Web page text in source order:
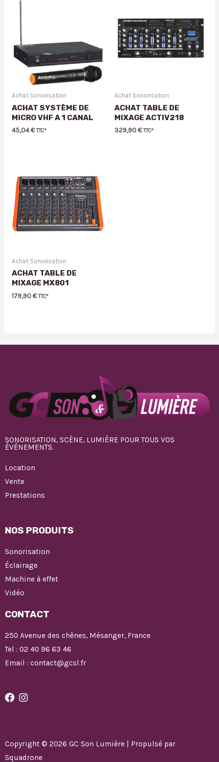
Achat Sonorisation
ACHAT SYSTÈME DE
MICRO VHF A 1 CANAL
45,04€ TTC*
Achat Sonorisation
ACHAT TABLE DE
MIXAGE ACTIV218
329,90€ TTC*
Achat Sonorisation
ACHAT TABLE DE
MIXAGE MX801
179,90€ TTC*
SONORISATION, SCÈNE, LUMIÈRE POUR TOUS VOS
ÉVÉNEMENTS.
Location
Vente
Prestations
NOS PRODUITS
Sonorisation
Éclairage
Machine à effet
Vidéo
CONTACT
250 Avenue des chênes, Mésanger, France
Tel : 02 40 96 63 46
Email : contact@gcsl.fr
Copyright © 2026 GC Son Lumière | Propulsé par
Squadrone